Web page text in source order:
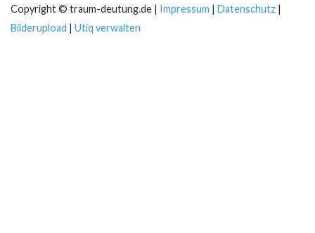
Copyright © traum-deutung.de | Impressum | Datenschutz |
Bilderupload | Utiq verwalten